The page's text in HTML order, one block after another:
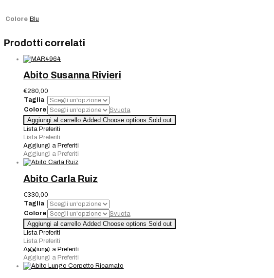
Colore Blu
Prodotti correlati
Abito Susanna Rivieri
€280,00
Taglia
Colore
Svuota
Abito
Susanna
Rivieri
quantità
Aggiungi al carrello Added Choose options Sold out
Lista Preferiti
Lista Preferiti
Aggiungi a Preferiti
Aggiungi a Preferiti
Abito Carla Ruiz
€330,00
Taglia
Colore
Svuota
Abito
Carla
Ruiz
quantità
Aggiungi al carrello Added Choose options Sold out
Lista Preferiti
Lista Preferiti
Aggiungi a Preferiti
Aggiungi a Preferiti